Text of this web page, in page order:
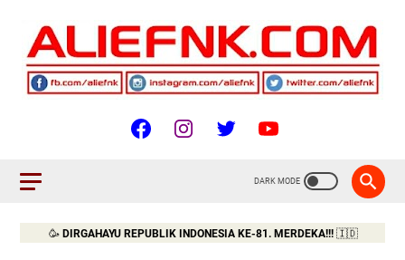
DIRGAHAYU REPUBLIK INDONESIA KE-81. MERDEKA!!!🇮🇩